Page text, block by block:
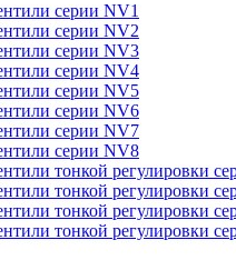
серии NV1
серии NV2
серии NV3
серии NV4
серии NV5
серии NV6
серии NV7
серии NV8
тонкой регулировки
тонкой регулировки
тонкой регулировки
тонкой регулировки